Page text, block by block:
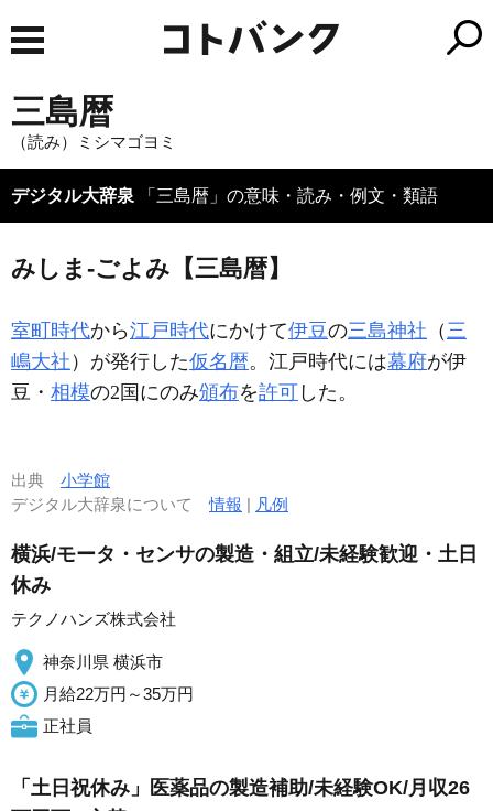
三島暦
（読み）ミシマゴヨミ
デジタル大辞泉 「三島暦」の意味・読み・例文・類語
みしま‐ごよみ【三島暦】
室町時代から江戸時代にかけて伊豆の三島神社 （三
嶋大社 ）が発行した仮名暦。江戸時代には幕府が伊
豆・ 相模の2国にのみ頒布を許可 した。
出典 小学館
デジタル大辞泉について情報 | 凡例
横浜/モータ・センサの製造・組立/未経験歓迎・土日
休み
テクノハンズ株式会社
神奈川県 横浜市
月給22万円～35万円
正社員
「土日祝休み」医薬品の製造補助/未経験OK/月収26